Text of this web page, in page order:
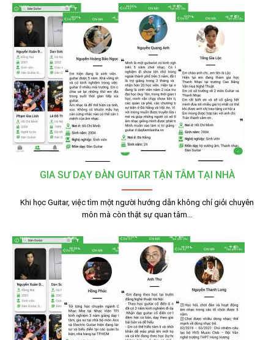
GIA SƯ DẠY ĐÀN GUITAR TẬN TÂM TẠI NHÀ
Khi học Guitar, việc tìm một người hướng dẫn không chỉ giỏi chuyên
môn mà còn thật sự quan tâm…